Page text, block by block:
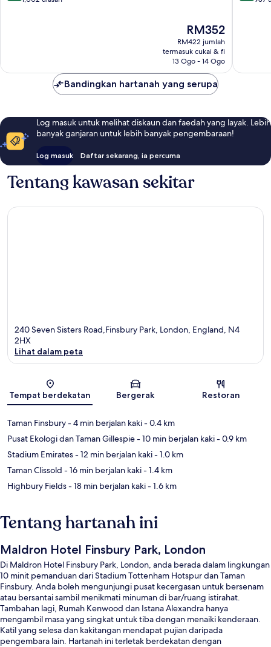
Harga
ialah
RM352
RM352
RM422 jumlah
termasuk cukai & fi
13 Ogo - 14 Ogo
Bandingkan hartanah yang serupa
Log masuk untuk melihat diskaun dan faedah yang layak. Lebih
banyak ganjaran untuk lebih banyak pengembaraan!
Log masuk Daftar sekarang, ia percuma
Tentang kawasan sekitar
240 Seven Sisters Road,Finsbury Park, London, England, N4
2HX
Lihat dalam peta
Tempat berdekatan Bergerak Restoran
Taman Finsbury- 4 min berjalan kaki- 0.4 km
Pusat Ekologi dan Taman Gillespie- 10 min berjalan kaki- 0.9 km
Stadium Emirates- 12 min berjalan kaki- 1.0 km
Taman Clissold - 16 min berjalan kaki- 1.4 km
Highbury Fields- 18 min berjalan kaki- 1.6 km
Tentang hartanah ini
Maldron Hotel Finsbury Park, London
Di Maldron Hotel Finsbury Park, London, anda berada dalam lingkungan
10 minit pemanduan dari Stadium Tottenham Hotspur dan Taman
Finsbury. Anda boleh mengunjungi pusat kecergasan untuk bersenam
atau bersantai sambil menikmati minuman di bar/ruang istirahat.
Tambahan lagi, Rumah Kenwood dan Istana Alexandra hanya
mengambil masa yang singkat untuk tiba dengan menaiki kenderaan.
Katil yang selesa dan kakitangan mendapat pujian daripada
pengembara lain. Hartanah ini terletak berdekatan dengan